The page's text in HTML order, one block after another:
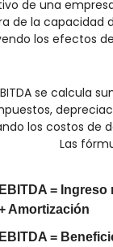
de una
de la capacidad
los efectos
se calcula
los costos de
Las
= Ingreso
Amortización
=